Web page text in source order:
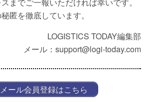
までご一報いただければ幸いです。
匿を徹底しています。
LOGISTICS TODAY編集部
メール：support@logi-today.com
ール会員登録はこちら